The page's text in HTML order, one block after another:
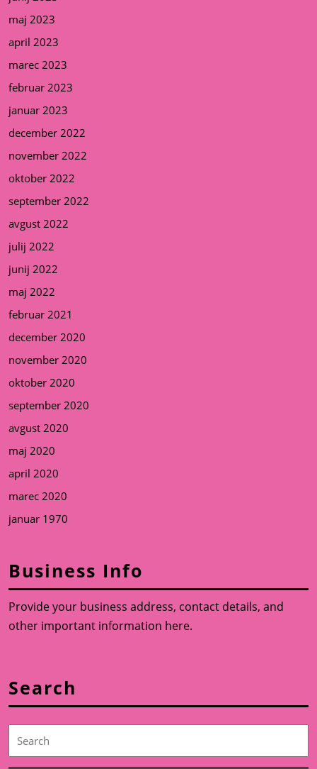
maj 2023
april 2023
marec 2023
februar 2023
januar 2023
december 2022
november 2022
oktober 2022
september 2022
avgust 2022
julij 2022
junij 2022
maj 2022
februar 2021
december 2020
november 2020
oktober 2020
september 2020
avgust 2020
maj 2020
april 2020
marec 2020
januar 1970
Business Info
Provide your business address, contact details, and
other important information here.
Search
Search
for: